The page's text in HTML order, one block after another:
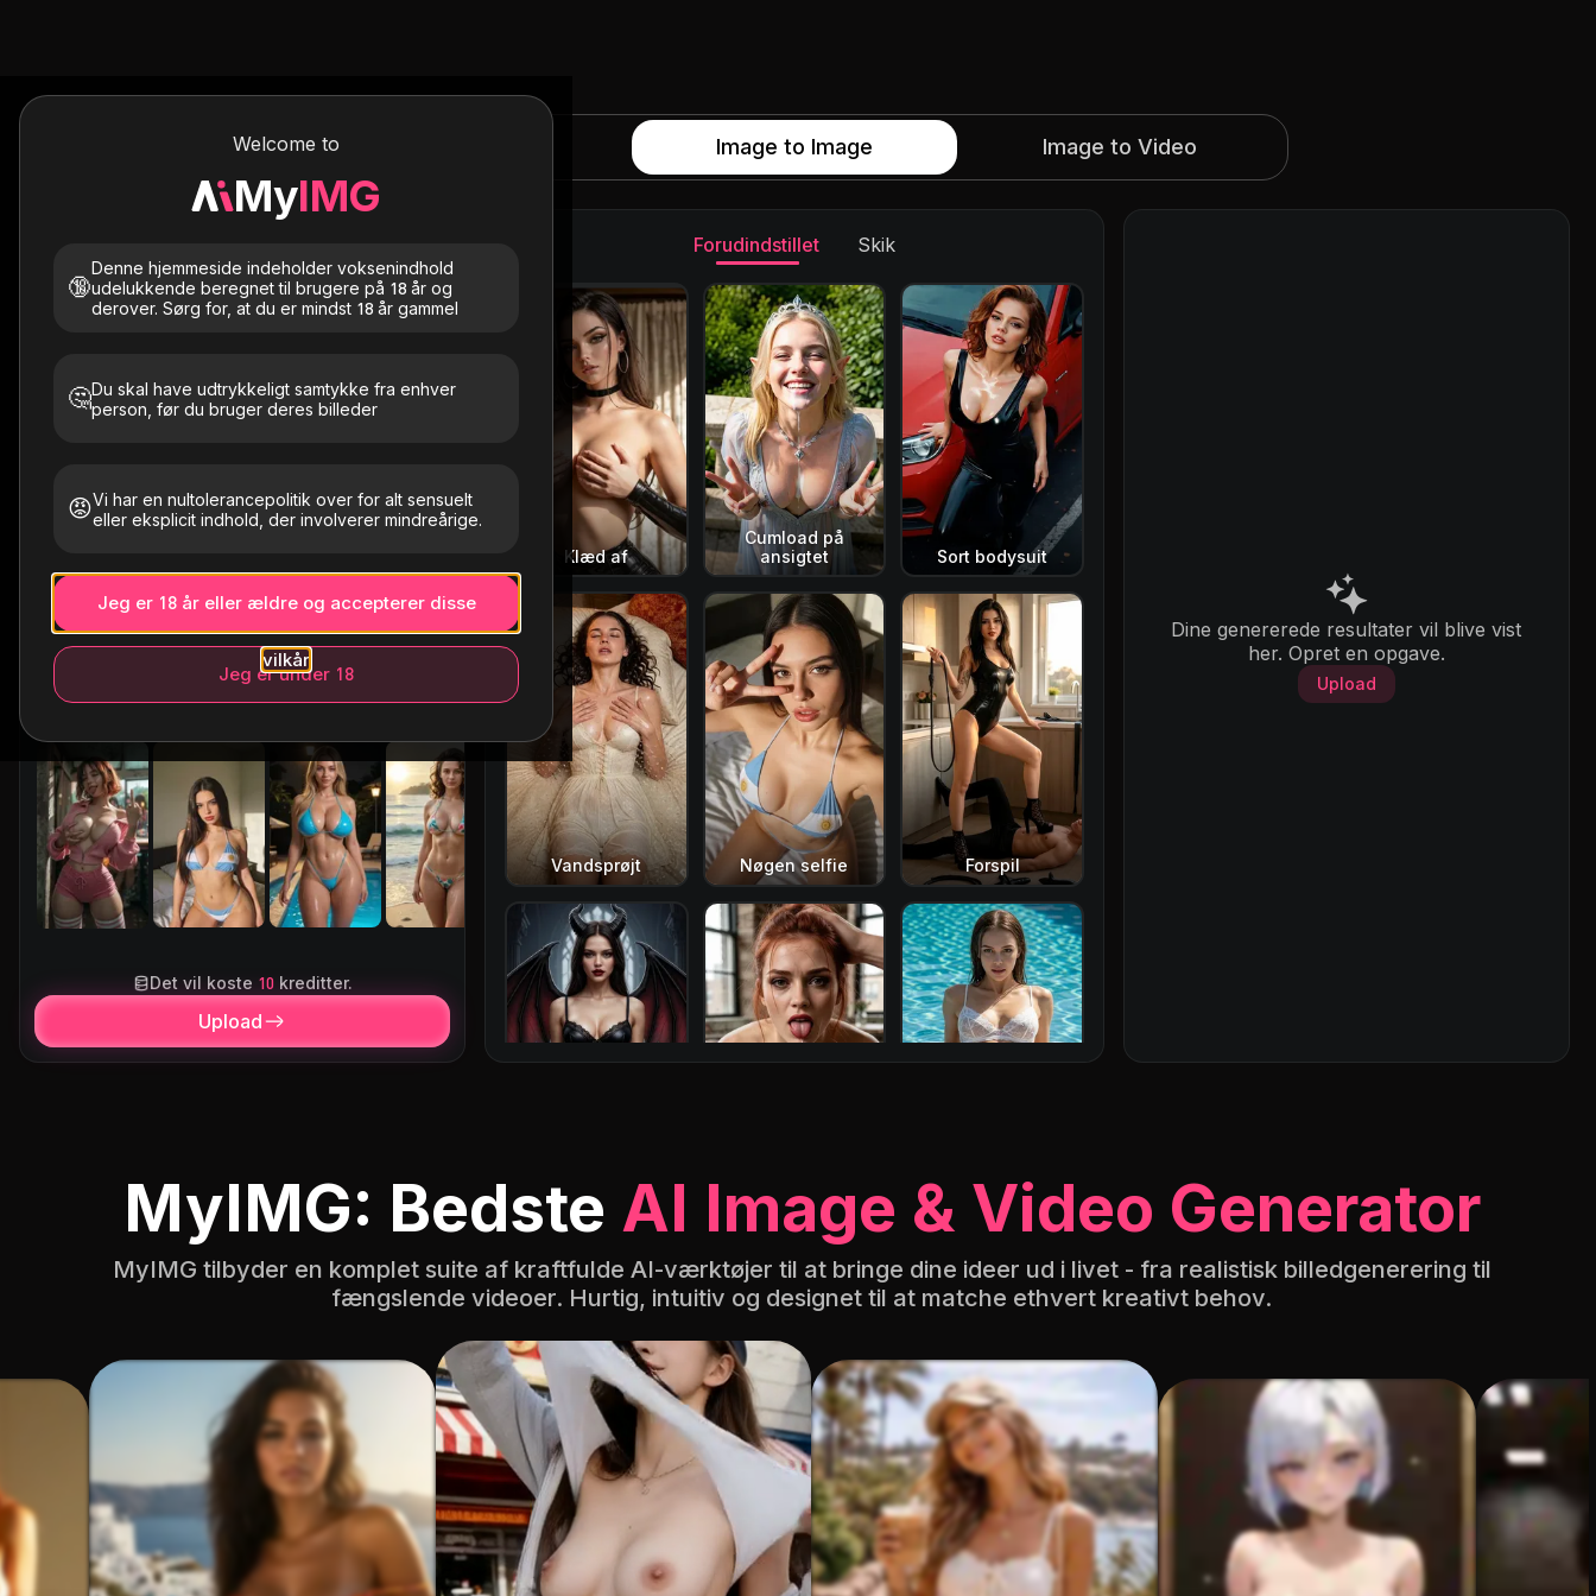
Welcome to
MyIMG
🔞
Denne hjemmeside indeholder voksenindhold
udelukkende beregnet til brugere på 18 år og
derover. Sørg for, at du er mindst 18 år gammel
🤔Du skal have udtrykkeligt samtykke fra enhver
person, før du bruger deres billeder
😡Vi har en nultolerancepolitik over for alt sensuelt
eller eksplicit indhold, der involverer mindreårige.
Jeg er 18 år eller ældre og accepterer disse
vilkår
Jeg er under 18
Image to Image Image to Video
Prøv disse hotties
asiatisk
Solbrændt
Kunstnerisk
Det vil koste 10kreditter.
Upload
Forudindstillet Skik
Klæd af
Cumload på
ansigtet
Sort bodysuit
Vandsprøjt Nøgen selfie Forspil
Poledance Sexet driver Trældomsspil
Dine genererede resultater vil blive vist
her. Opret en opgave.
Upload
MyIMG: Bedste AI Image & Video Generator
MyIMG tilbyder en komplet suite af kraftfulde AI-værktøjer til at bringe dine ideer ud i livet - fra realistisk billedgenerering til
fængslende videoer. Hurtig, intuitiv og designet til at matche ethvert kreativt behov.